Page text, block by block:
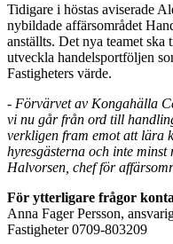
Tidigare i höstas aviserade
nybildade affärsområdet
anställts. Det nya teamet ska
utveckla handelsportföljen
Fastigheters värde.
- Förvärvet av Kongahälla
vi nu går från ord till
verkligen fram emot att lära
hyresgästerna och inte
Halvorsen, chef för
För ytterligare frågor
Anna Fager Persson,
Fastigheter 0709-803209